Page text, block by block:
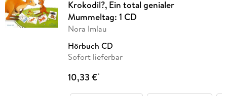
Krokodil?, Ein total genialer
Mummeltag: 1 CD
Nora Imlau
Hörbuch CD
Sofort lieferbar
10,33 €*